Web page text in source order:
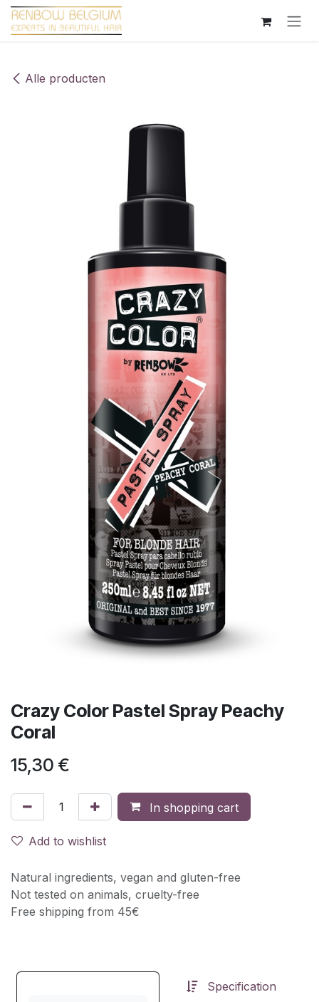
Overslaan naar inhoud
Alle producten
Crazy Color Pastel Spray Peachy
Coral
15,30 €
In shopping cart
Add to wishlist
Natural ingredients, vegan and gluten-free
Not tested on animals, cruelty-free
Free shipping from 45€
Specification